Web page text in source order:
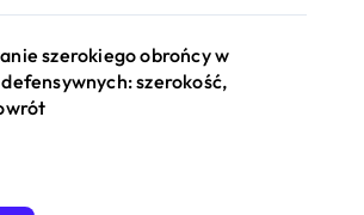
szerokiego obrońcy w
szerokość,